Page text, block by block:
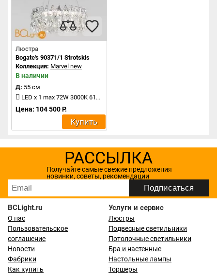
Люстра
Bogate's 90371/1 Strotskis
Коллекция: Marvel new
В наличии
Д: 55 см
LED x 1 max 72W 3000K 6186Lm
Цена: 104 500 Р.
Купить
РАССЫЛКА
Получайте самые свежие предложения
новинки, советы, рекомендации
BCLight.ru
О нас
Пользовательское
соглашение
Новости
Фабрики
Как купить
Услуги и сервис
Люстры
Подвесные светильники
Потолочные светильники
Бра и настенные
Настольные лампы
Торшеры